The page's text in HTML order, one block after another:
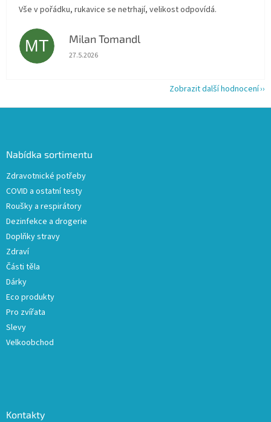
Vše v pořádku, rukavice se netrhají, velikost odpovídá.
MT Milan Tomandl
Hodnocení obchodu je 5 z 5 hvězdiček.
27.5.2026
Zobrazit další hodnocení
Nabídka sortimentu
Zdravotnické potřeby
COVID a ostatní testy
Roušky a respirátory
Dezinfekce a drogerie
Doplňky stravy
Zdraví
Části těla
Dárky
Eco produkty
Pro zvířata
Slevy
Velkoobchod
Kontakty